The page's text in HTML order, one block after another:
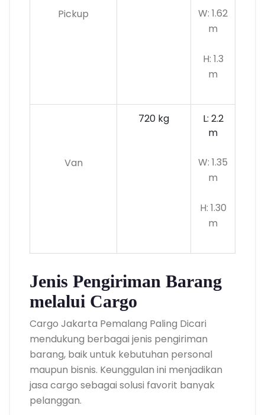
Pickup
W: 1.62
m
H: 1.3
m
Van
720 kg
L: 2.2
m
W: 1.35
m
H: 1.30
m
Jenis Pengiriman Barang
melalui Cargo
Cargo Jakarta Pemalang Paling Dicari
mendukung berbagai jenis pengiriman
barang, baik untuk kebutuhan personal
maupun bisnis. Keunggulan ini menjadikan
jasa cargo sebagai solusi favorit banyak
pelanggan.